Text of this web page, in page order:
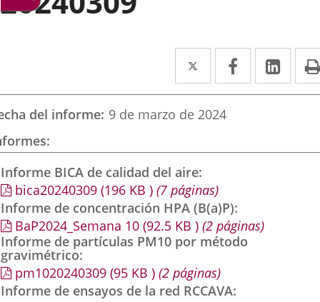
Twitter
Enlace
a
una
externa.
Facebook
Enlace
a
externa.
a
del informe 9 de marzo de 2024
Informe BICA de calidad del aire
bica20240309 (196 KB ) (7 páginas)
Informe de concentración HPA (B(a)P)
BaP2024_Semana 10 (92.5 KB ) (2 páginas)
Informe de partículas PM10 por método
gravimétrico
pm1020240309 (95 KB ) (2 páginas)
Informe de ensayos de la red RCCAVA